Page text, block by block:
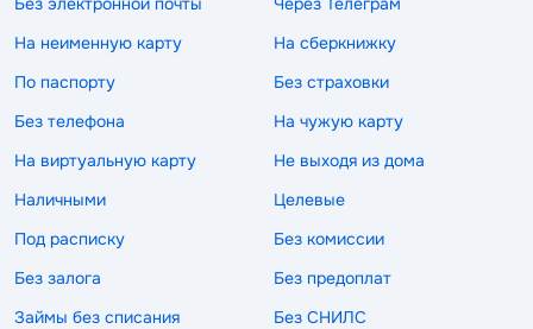
На неименную карту
На сберкнижку
По паспорту
Без страховки
Без телефона
На чужую карту
На виртуальную карту
Не выходя из дома
Наличными
Целевые
Под расписку
Без комиссии
Без залога
Без предоплат
Займы без списания
Без СНИЛС